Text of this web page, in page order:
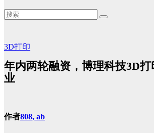
3D打印
年内两轮融资，博理科技3D
业
作者808, ab